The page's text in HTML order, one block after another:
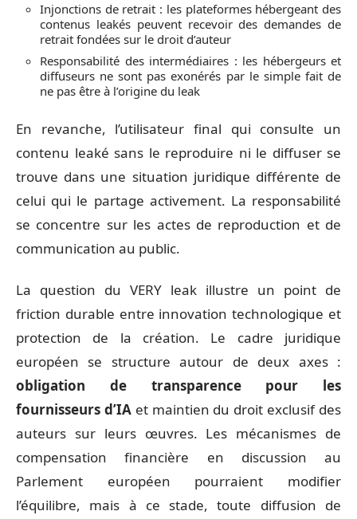
Injonctions de retrait : les plateformes hébergeant des
contenus leakés peuvent recevoir des demandes de
retrait fondées sur le droit d’auteur
Responsabilité des intermédiaires : les hébergeurs et
diffuseurs ne sont pas exonérés par le simple fait de
ne pas être à l’origine du leak
En revanche, l’utilisateur final qui consulte un
contenu leaké sans le reproduire ni le diffuser se
trouve dans une situation juridique différente de
celui qui le partage activement. La responsabilité
se concentre sur les actes de reproduction et de
communication au public.
La question du VERY leak illustre un point de
friction durable entre innovation technologique et
protection de la création. Le cadre juridique
européen se structure autour de deux axes :
obligation de transparence pour les
fournisseurs d’IAet maintien du droit exclusif des
auteurs sur leurs œuvres. Les mécanismes de
compensation financière en discussion au
Parlement européen pourraient modifier
l’équilibre, mais à ce stade, toute diffusion de